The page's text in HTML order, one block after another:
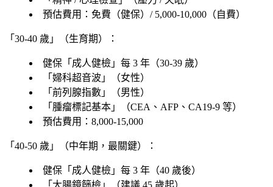
預估費用 ：免費（健保）/ 5,000-10,000（自費）
「30-40 歲」（生育期）：
健保「 成人健檢 」每 3 年（30-39 歲）
「婦科超音波」（女性）
「 前列腺指數 」（男性）
「 腫瘤標記基本 」（CEA、AFP、CA19-9 等）
預估費用 ：8,000-15,000
「40-50 歲」（中年期，最關鍵）：
健保「 成人健檢 」每 3 年（40 歲後）